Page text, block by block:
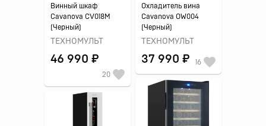
Винный шкаф
Cavanova CV018M
(Черный)
ТЕХНОМУЛЬТ
46 990 ₽
20
Охладитель вина
Cavanova OW004
(Черный)
ТЕХНОМУЛЬТ
37 990 ₽ 16